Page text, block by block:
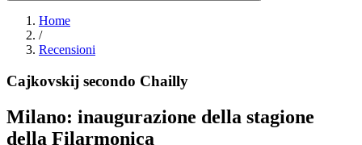
Home
/
Recensioni
Cajkovskij secondo Chailly
Milano: inaugurazione della stagione
della Filarmonica